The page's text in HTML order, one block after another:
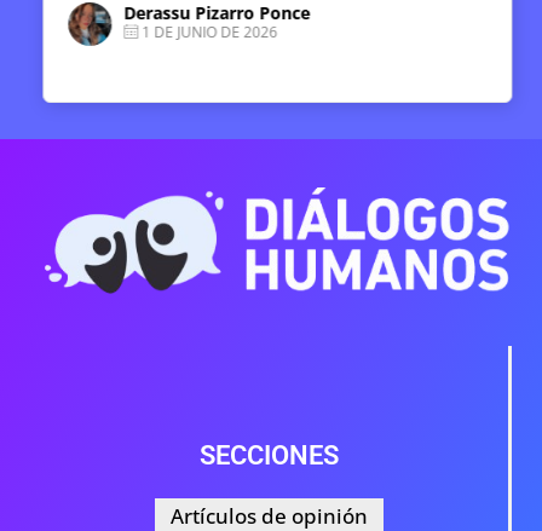
Derassu Pizarro Ponce
1 DE JUNIO DE 2026
SECCIONES
Artículos de opinión